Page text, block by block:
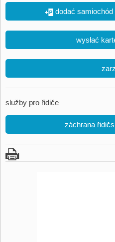
dodać samiochód
wysłać
služby pro řidiče
záchrana